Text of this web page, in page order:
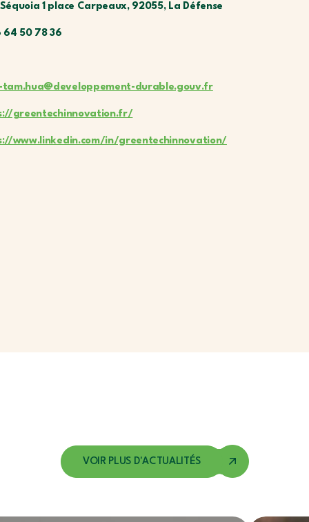
1 place Carpeaux, 92055, La Défense
64 50 78 36
tam.hua@developpement-durable.gouv.fr
greentechinnovation.fr/
www.linkedin.com/in/greentechinnovation/
VOIR PLUS D'ACTUALITÉS